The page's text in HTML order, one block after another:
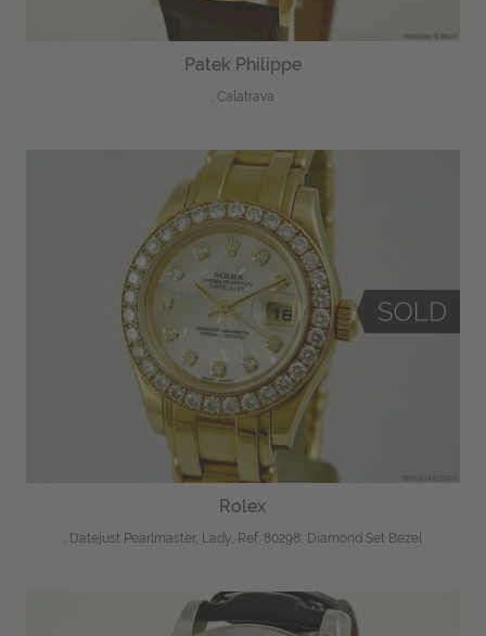
Patek Philippe
, Calatrava
Rolex
, Datejust Pearlmaster, Lady, Ref. 80298, Diamond Set Bezel